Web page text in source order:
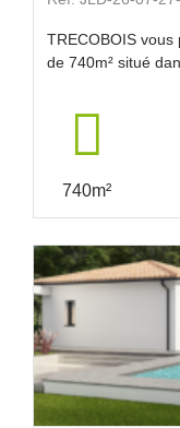
TRECOBOIS
de 740m² situé
740m²